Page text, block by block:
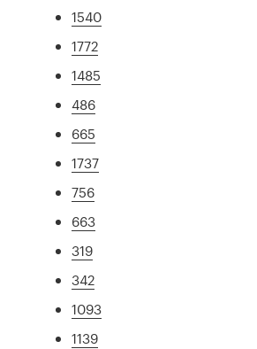
1540
1772
1485
486
665
1737
756
663
319
342
1093
1139